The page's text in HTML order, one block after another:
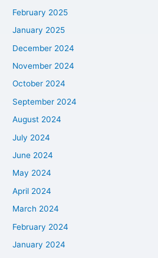
February 2025
January 2025
December 2024
November 2024
October 2024
September 2024
August 2024
July 2024
June 2024
May 2024
April 2024
March 2024
February 2024
January 2024